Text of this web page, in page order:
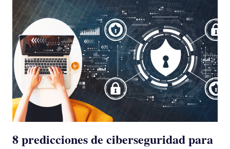
8 predicciones de ciberseguridad para